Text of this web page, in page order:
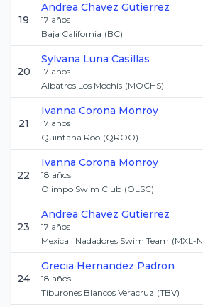
19
Andrea Chavez Gutierrez
17 años
Baja California (BC)
20
Sylvana Luna Casillas
17 años
Albatros Los Mochis (MOCHS)
21
Ivanna Corona Monroy
17 años
Quintana Roo (QROO)
22
Ivanna Corona Monroy
18 años
Olimpo Swim Club (OLSC)
23
Andrea Chavez Gutierrez
17 años
Mexicali Nadadores Swim Team (MXL-N
24
Grecia Hernandez Padron
18 años
Tiburones Blancos Veracruz (TBV)